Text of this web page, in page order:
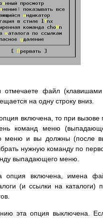
отмечаете файл
на одну строку вниз.
включена, то при
команд меню
меню и вы должны (после
нужную команду по
выпадающего меню.
опция включена, имена
(и ссылки на каталоги)
эта опция выключена.